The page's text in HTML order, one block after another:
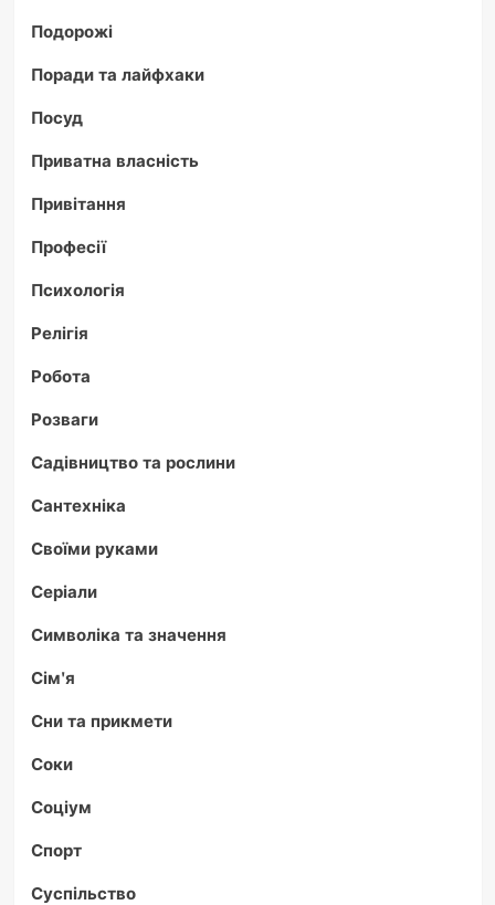
Подорожі
Поради та лайфхаки
Посуд
Приватна власність
Привітання
Професії
Психологія
Релігія
Робота
Розваги
Садівництво та рослини
Сантехніка
Своїми руками
Серіали
Символіка та значення
Сім'я
Сни та прикмети
Соки
Соціум
Спорт
Суспільство